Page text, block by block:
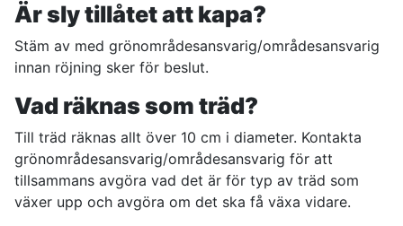
Är sly tillåtet att kapa?
Stäm av med grönområdesansvarig/områdesansvarig
innan röjning sker för beslut.
Vad räknas som träd?
Till träd räknas allt över 10 cm i diameter. Kontakta
grönområdesansvarig/områdesansvarig för att
tillsammans avgöra vad det är för typ av träd som
växer upp och avgöra om det ska få växa vidare.